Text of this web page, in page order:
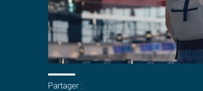
Partager :